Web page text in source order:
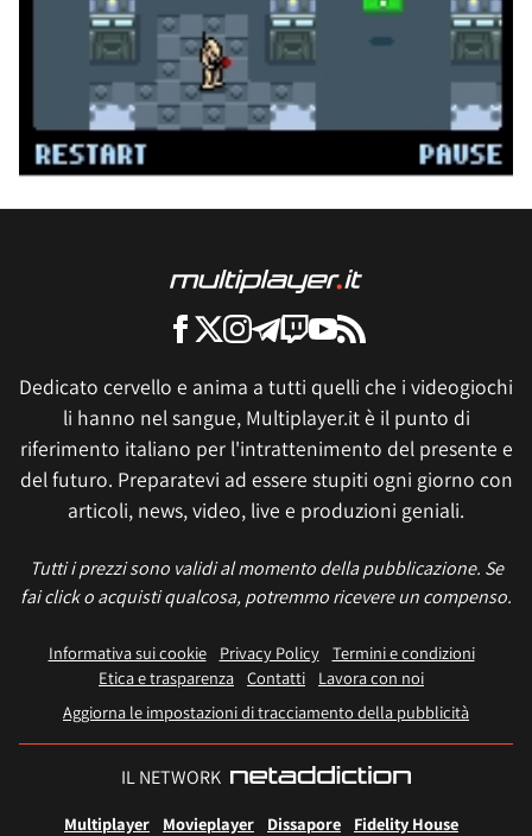
Dedicato cervello e anima a tutti quelli che i videogiochi
li hanno nel sangue, Multiplayer.it è il punto di
riferimento italiano per l'intrattenimento del presente e
del futuro. Preparatevi ad essere stupiti ogni giorno con
articoli, news, video, live e produzioni geniali.
Tutti i prezzi sono validi al momento della pubblicazione. Se
fai click o acquisti qualcosa, potremmo ricevere un compenso.
Informativa sui cookie Privacy Policy
Termini e condizioni
Etica e trasparenza Contatti
Lavora con noi
Aggiorna le impostazioni di tracciamento della pubblicità
IL NETWORK
Multiplayer Movieplayer Dissapore Fidelity House